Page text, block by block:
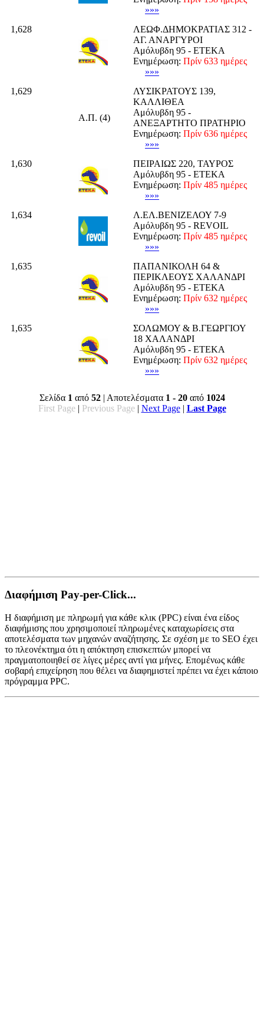
»»»
1,628
ΛΕΩΦ.ΔΗΜΟΚΡΑΤΙΑΣ 312 -
ΑΓ. ΑΝΑΡΓΥΡΟΙ
Αμόλυβδη 95 - ΕΤΕΚΑ
Ενημέρωση: Πρίν 633 ημέρες
»»»
1,629
Α.Π. (4)
ΛΥΣΙΚΡΑΤΟΥΣ 139,
ΚΑΛΛΙΘΕΑ
Αμόλυβδη 95 -
ΑΝΕΞΑΡΤΗΤΟ ΠΡΑΤΗΡΙΟ
Ενημέρωση: Πρίν 636 ημέρες
»»»
1,630
ΠΕΙΡΑΙΩΣ 220, ΤΑΥΡΟΣ
Αμόλυβδη 95 - ΕΤΕΚΑ
Ενημέρωση: Πρίν 485 ημέρες
»»»
1,634
Λ.ΕΛ.ΒΕΝΙΖΕΛΟΥ 7-9
Αμόλυβδη 95 - REVOIL
Ενημέρωση: Πρίν 485 ημέρες
»»»
1,635
ΠΑΠΑΝΙΚΟΛΗ 64 &
ΠΕΡΙΚΛΕΟΥΣ ΧΑΛΑΝΔΡΙ
Αμόλυβδη 95 - ΕΤΕΚΑ
Ενημέρωση: Πρίν 632 ημέρες
»»»
1,635
ΣΟΛΩΜΟΥ & Β.ΓΕΩΡΓΙΟΥ
18 ΧΑΛΑΝΔΡΙ
Αμόλυβδη 95 - ΕΤΕΚΑ
Ενημέρωση: Πρίν 632 ημέρες
»»»
Σελίδα 1 από 52| Αποτελέσματα 1 - 20 από 1024
First Page| Previous Page| Next Page| Last Page
Διαφήμιση Pay-per-Click...
Η διαφήμιση με πληρωμή για κάθε κλικ (PPC) είναι ένα είδος
διαφήμισης που χρησιμοποιεί πληρωμένες καταχωρίσεις στα
αποτελέσματα των μηχανών αναζήτησης. Σε σχέση με το SEO έχει
το πλεονέκτημα ότι η απόκτηση επισκεπτών μπορεί να
πραγματοποιηθεί σε λίγες μέρες αντί για μήνες. Επομένως κάθε
σοβαρή επιχείρηση που θέλει να διαφημιστεί πρέπει να έχει κάποιο
πρόγραμμα PPC.